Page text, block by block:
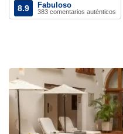
8.9 Fabuloso
383 comentarios auténticos